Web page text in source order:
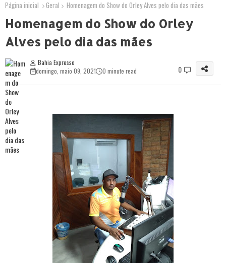
Página inicial Geral Homenagem do Show do Orley Alves pelo dia das mães
Homenagem do Show do Orley
Alves pelo dia das mães
Bahia Expresso
domingo, maio 09, 2021
0 minute read 0